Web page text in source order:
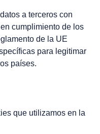
a terceros con
cumplimiento de los
de la UE
para legitimar
países.
que utilizamos en la